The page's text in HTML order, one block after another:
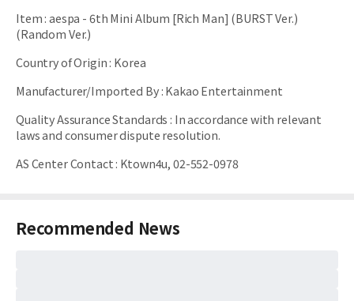
Item:aespa - 6th Mini Album [Rich Man] (BURST Ver.)
(Random Ver.)
Country of Origin: Korea
Manufacturer/Imported By:Kakao Entertainment
Quality Assurance Standards : In accordance with relevant
laws and consumer dispute resolution.
AS Center Contact: Ktown4u, 02-552-0978
Recommended News